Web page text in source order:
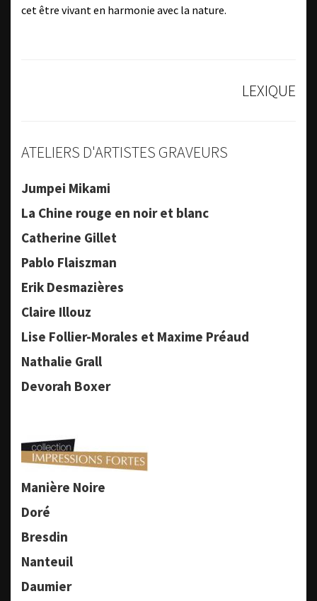
cet être vivant en harmonie avec la nature.
LEXIQUE
ATELIERS D'ARTISTES GRAVEURS
Jumpei Mikami
La Chine rouge en noir et blanc
Catherine Gillet
Pablo Flaiszman
Erik Desmazières
Claire Illouz
Lise Follier-Morales et Maxime Préaud
Nathalie Grall
Devorah Boxer
Manière Noire
Doré
Bresdin
Nanteuil
Daumier